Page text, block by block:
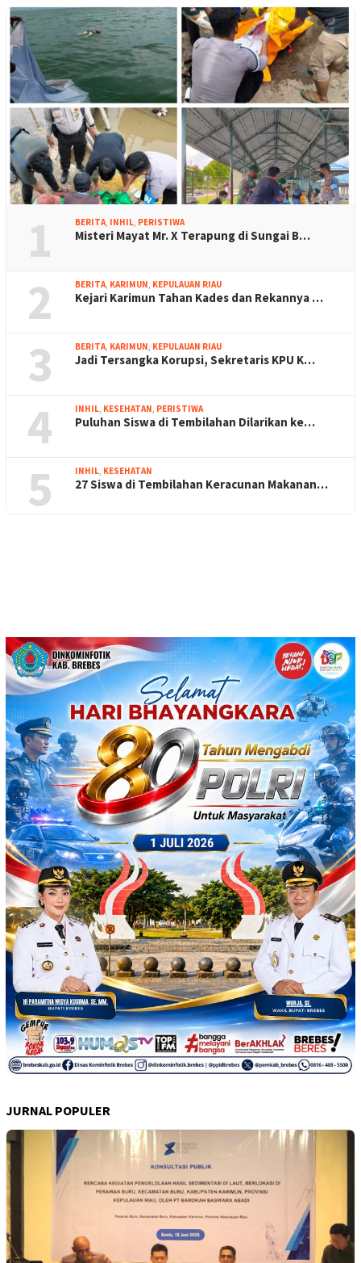
1 BERITA, INHIL, PERISTIWA
Misteri Mayat Mr. X Terapung di Sungai B…
2 BERITA, KARIMUN, KEPULAUAN RIAU
Kejari Karimun Tahan Kades dan Rekannya …
3 BERITA, KARIMUN, KEPULAUAN RIAU
Jadi Tersangka Korupsi, Sekretaris KPU K…
4 INHIL, KESEHATAN, PERISTIWA
Puluhan Siswa di Tembilahan Dilarikan ke…
5 INHIL, KESEHATAN
27 Siswa di Tembilahan Keracunan Makanan…
JURNAL POPULER